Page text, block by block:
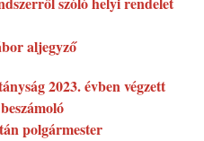
aljegyző
2023. évben végzett
polgármester